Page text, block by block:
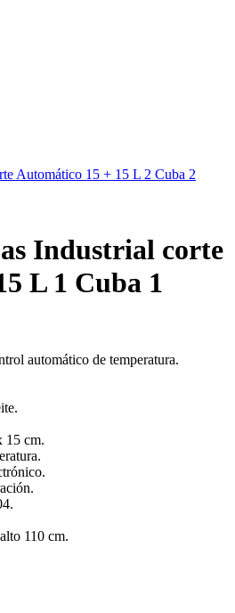
Automático 15 + 15 L 2 Cuba 2
Industrial corte
L 1 Cuba 1
automático de temperatura.
15 cm.
110 cm.